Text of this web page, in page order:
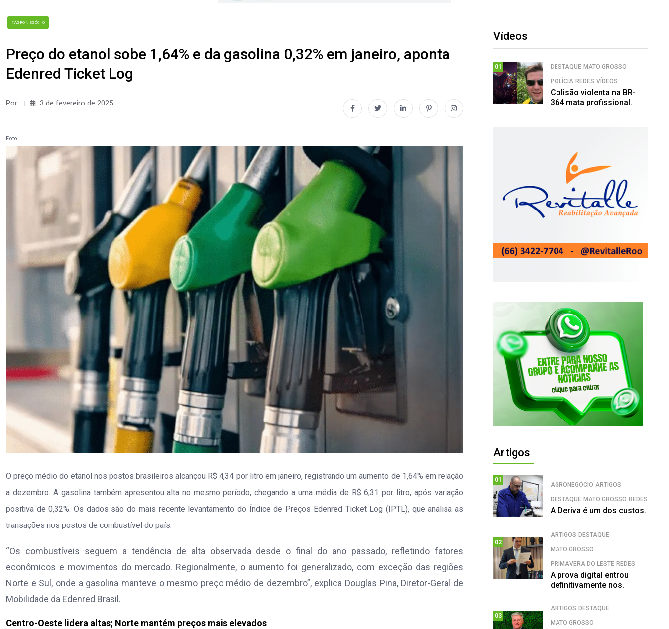
#AGRONEGÓCIO
Preço do etanol sobe 1,64% e da gasolina 0,32% em janeiro, aponta
Edenred Ticket Log
Por: 3 de fevereiro de 2025
Foto:
O preço médio do etanol nos postos brasileiros alcançou R$ 4,34 por litro em janeiro, registrando um aumento de 1,64% em relação
a dezembro. A gasolina também apresentou alta no mesmo período, chegando a uma média de R$ 6,31 por litro, após variação
positiva de 0,32%. Os dados são do mais recente levantamento do Índice de Preços Edenred Ticket Log (IPTL), que analisa as
transações nos postos de combustível do país.
“Os combustíveis seguem a tendência de alta observada desde o final do ano passado, refletindo fatores
econômicos e movimentos do mercado. Regionalmente, o aumento foi generalizado, com exceção das regiões
Norte e Sul, onde a gasolina manteve o mesmo preço médio de dezembro”, explica Douglas Pina, Diretor-Geral de
Mobilidade da Edenred Brasil.
Centro-Oeste lidera altas; Norte mantém preços mais elevados
Vídeos
01 DESTAQUE MATO GROSSO
POLÍCIA REDES VÍDEOS
Colisão violenta na BR-
364 mata profissional.
Artigos
01
AGRONEGÓCIO ARTIGOS
DESTAQUE MATO GROSSO REDES
A Deriva é um dos custos.
02
ARTIGOS DESTAQUE
MATO GROSSO
PRIMAVERA DO LESTE REDES
A prova digital entrou
definitivamente nos.
03
ARTIGOS DESTAQUE
MATO GROSSO